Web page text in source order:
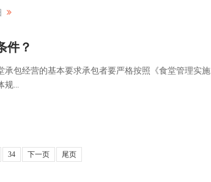
件？
包经营的基本要求承包者要严格按照《食堂管理实施
规...
34 下一页 尾页